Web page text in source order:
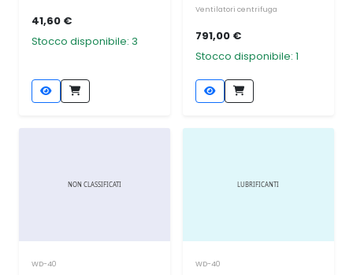
41,60 €
Stocco disponibile: 3
Ventilatori centrifuga
791,00 €
Stocco disponibile: 1
WD-40 WD-40